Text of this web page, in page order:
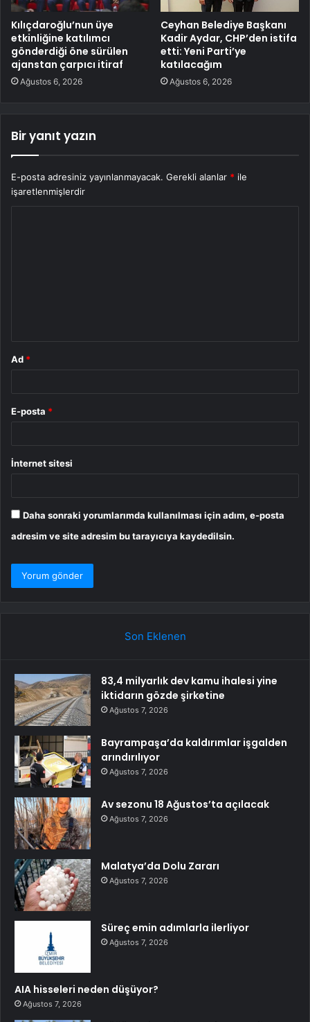
Kılıçdaroğlu’nun üye
etkinliğine katılımcı
gönderdiği öne sürülen
ajanstan çarpıcı itiraf
Ağustos 6, 2026
Ceyhan Belediye Başkanı
Kadir Aydar, CHP’den istifa
etti: Yeni Parti’ye
katılacağım
Ağustos 6, 2026
Bir yanıt yazın
E-posta adresiniz yayınlanmayacak. Gerekli alanlar * ile
işaretlenmişlerdir
Ad *
E-posta *
İnternet sitesi
Daha sonraki yorumlarımda kullanılması için adım, e-posta
adresim ve site adresim bu tarayıcıya kaydedilsin.
Son Eklenen
83,4 milyarlık dev kamu ihalesi yine
iktidarın gözde şirketine
Ağustos 7, 2026
Bayrampaşa’da kaldırımlar işgalden
arındırılıyor
Ağustos 7, 2026
Av sezonu 18 Ağustos’ta açılacak
Ağustos 7, 2026
Malatya’da Dolu Zararı
Ağustos 7, 2026
Süreç emin adımlarla ilerliyor
Ağustos 7, 2026
AIA hisseleri neden düşüyor?
Ağustos 7, 2026